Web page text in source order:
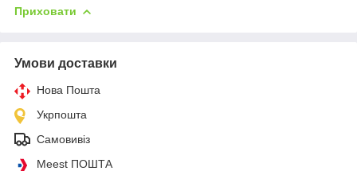
Приховати
Умови доставки
Нова Пошта
Укрпошта
Самовивіз
Meest ПОШТА